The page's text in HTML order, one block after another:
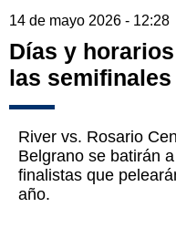
14 de mayo 2026 - 12:28
Días y
las
River vs. Rosario
Belgrano se batirán
finalistas que
año.